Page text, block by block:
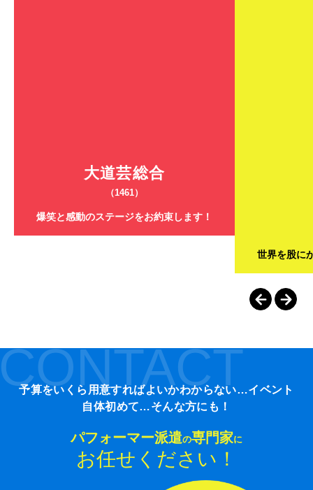
大道芸総合
（1461）
爆笑と感動のステージをお約束します！
世界を股に
予算をいくら用意すればよいかわからない…イベント
自体初めて…そんな方にも！
パフォーマー派遣の専門家に
お任せください！